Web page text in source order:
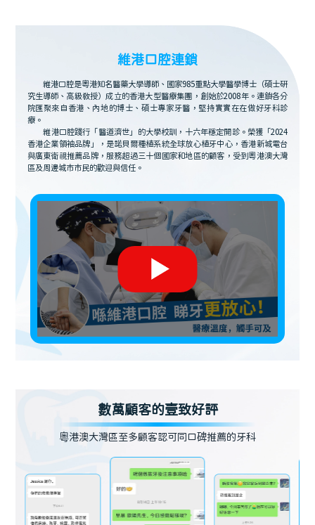
維港口腔連鎖
維港口腔是粵港知名醫藥大學導師、國家985重點大學醫學博士（碩士研
究生導師、高級教授）成立的香港大型醫療集團，創始於2008年。連鎖各分
院匯聚來自香港、內地的博士、碩士專家牙醫，堅持實實在在做好牙科診
療。
維港口腔踐行「醫道濟世」的大學校訓，十六年穩定開診。榮獲「2024
香港企業領袖品牌」，是諾貝爾種植系統全球放心植牙中心，香港新城電台
與廣東衛視推薦品牌，服務超過三十個國家和地區的顧客，受到粵港澳大灣
區及周邊城市市民的歡迎與信任。
數萬顧客的壹致好評
粵港澳大灣區至多顧客認可同口碑推薦的牙科